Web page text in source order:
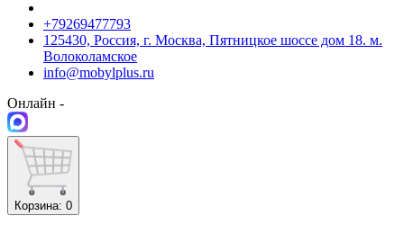
+79269477793
125430, Россия, г. Москва, Пятницкое шоссе дом 18. м.
Волоколамское
info@mobylplus.ru
Онлайн -
Корзина: 0